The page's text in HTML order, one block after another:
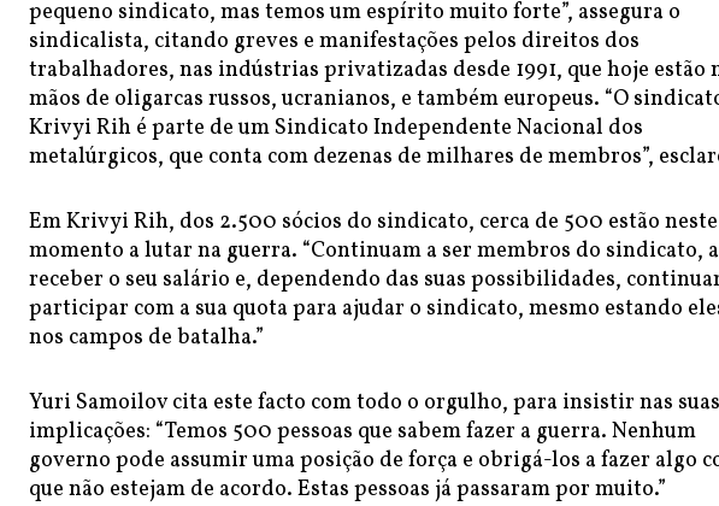
pequeno sindicato, mas temos um espírito muito forte”, assegura o
sindicalista, citando greves e manifestações pelos direitos dos
trabalhadores, nas indústrias privatizadas desde 1991, que hoje estão
mãos de oligarcas russos, ucranianos, e também europeus. “O
Krivyi Rih é parte de um Sindicato Independente Nacional dos
metalúrgicos, que conta com dezenas de milhares de membros”,
Em Krivyi Rih, dos 2.500 sócios do sindicato, cerca de 500 estão neste
momento a lutar na guerra. “Continuam a ser membros do sindicato, a
receber o seu salário e, dependendo das suas possibilidades,
participar com a sua quota para ajudar o sindicato, mesmo estando
nos campos de batalha.”
Yuri Samoilov cita este facto com todo o orgulho, para insistir nas suas
implicações: “Temos 500 pessoas que sabem fazer a guerra. Nenhum
governo pode assumir uma posição de força e obrigá-los a fazer algo
que não estejam de acordo. Estas pessoas já passaram por muito.”